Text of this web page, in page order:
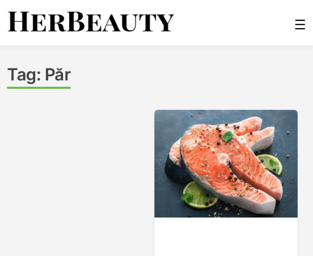
Skip
☰
Tag: Păr